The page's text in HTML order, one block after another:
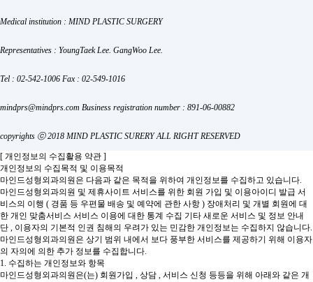
Medical institution : MIND PLASTIC SURGERY
Representatives : YoungTaek Lee. GangWoo Lee.
Tel : 02-542-1006 Fax : 02-549-1016
mindprs@mindprs.com Business registration number : 891-06-00882
copyrights ⓒ 2018 MIND PLASTIC SURERY ALL RIGHT RESERVED
[ 개인정보의 수집활용 약관 ]
개인정보의 수집목적 및 이용목적
마인드성형외과의원은 다음과 같은 목적을 위하여 개인정보를 수집하고 있습니다.
마인드성형외과의원 및 제휴사이트 서비스를 위한 회원 가입 및 이용아이디 발급 서
비스의 이행 ( 경품 등 우편물 배송 및 예약에 관한 사항 ) 장애처리 및 개별 회원에 대
한 개인 맞춤서비스 서비스 이용에 대한 통계 수집 기타 새로운 서비스 및 정보 안내
단 , 이용자의 기본적 인권 침해의 우려가 있는 민감한 개인정보는 수집하지 않습니다.
마인드성형외과의원은 상기 범위 내에서 보다 풍부한 서비스를 제공하기 위해 이용자
의 자의에 의한 추가 정보를 수집합니다.
1. 수집하는 개인정보와 항목
마인드성형외과의원은(는) 회원가입 , 상담 , 서비스 신청 등등을 위해 아래와 같은 개